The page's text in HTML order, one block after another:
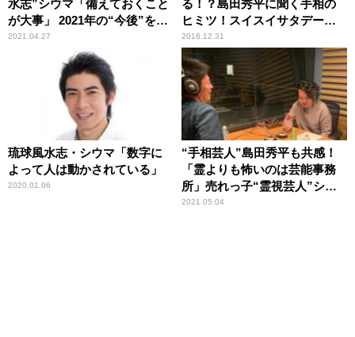
水志”シウマ「備えておくこと
が大事」 2021年の“今後”を語
り合う
2021.04.27
る！？島田秀平に聞く手相の
ヒミツ！スイスイサタデー～
カロ・ソリーゾ！
2016.12.31
琉球風水志・シウマ「数字に
よって人は動かされている」
2020.01.06
“手相芸人”島田秀平も共感！
「霊よりも怖いのは芸能事務
所」売れっ子“霊視芸人”シー
クエンスはやともが告白
2021.05.04